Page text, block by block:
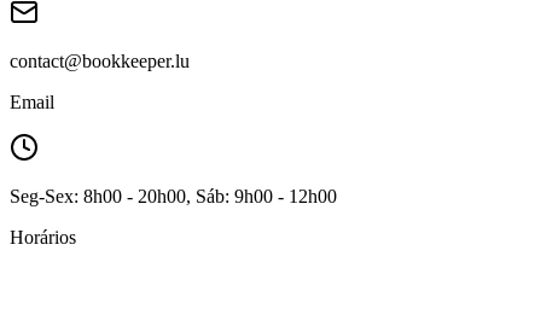
contact@bookkeeper.lu
Email
Seg-Sex: 8h00 - 20h00, Sáb: 9h00 - 12h00
Horários